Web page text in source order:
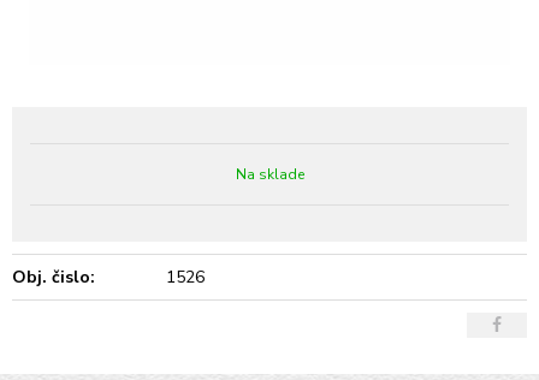
Na sklade
Obj. čislo: 1526